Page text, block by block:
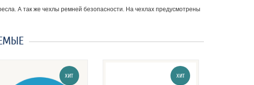
А так же чехлы ремней безопасности. На чехлах предусмотрены
ХИТ ХИТ